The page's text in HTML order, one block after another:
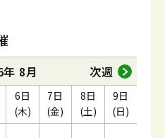
8月 次週
6日
(木)
7日
(金)
8日
(土)
9日
(日)